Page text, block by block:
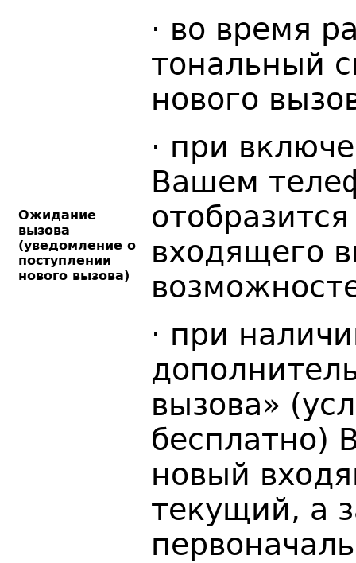
Ожидание
вызова
(уведомление о
поступлении
нового вызова)
· во время
тональный
нового
· при
Вашем
входящего
· при
вызова»
бесплатно)
новый
текущий, а